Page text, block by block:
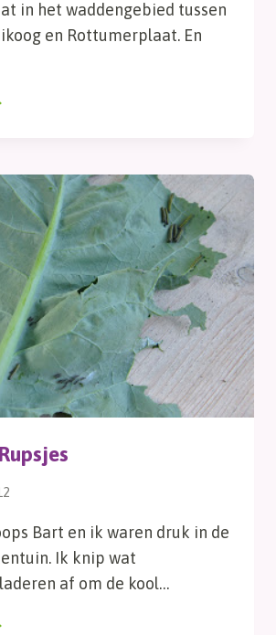
in het waddengebied tussen
en Rottumerplaat. En
Bart en ik waren druk in de
Ik knip wat
af om de kool…